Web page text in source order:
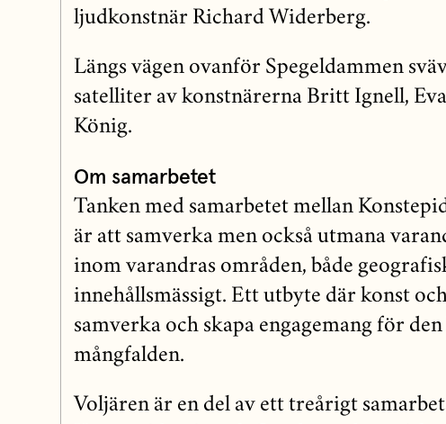
ljudkonstnär Richard Widerberg.
Längs vägen ovanför Spegeldammen
satelliter av konstnärerna Britt Ignell,
König.
Om samarbetet
Tanken med samarbetet mellan
är att samverka men också utmana
inom varandras områden, både
innehållsmässigt. Ett utbyte där konst
samverka och skapa engagemang för
mångfalden.
Voljären är en del av ett treårigt